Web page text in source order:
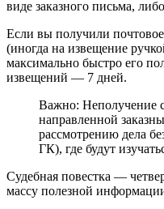
виде заказного письма,
Если вы получили
(иногда на извещение
максимально быстро его
извещений — 7 дней.
Важно: Неполучение
направленной
рассмотрению дела
ГК), где будут
Судебная повестка —
массу полезной